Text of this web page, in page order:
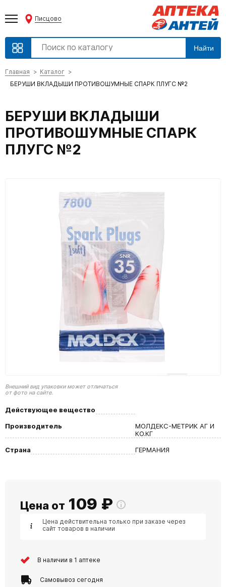
Писцово
Найти
Главная
Каталог
БЕРУШИ ВКЛАДЫШИ ПРОТИВОШУМНЫЕ СПАРК ПЛУГС №2
БЕРУШИ ВКЛАДЫШИ
ПРОТИВОШУМНЫЕ СПАРК
ПЛУГС №2
Внешний вид упаковки может отличаться
от фото на сайте.
Действующее вещество
Производитель
МОЛДЕКС-МЕТРИК АГ И
КО.КГ
Страна
ГЕРМАНИЯ
Цена от 109 ₽
Цена действительна только при заказе через
сайт товаров в наличии
В наличии в 1 аптеке
Самовывоз сегодня